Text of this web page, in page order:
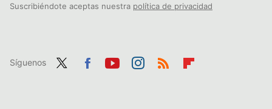
Suscribiéndote aceptas nuestra política de privacidad
Síguenos